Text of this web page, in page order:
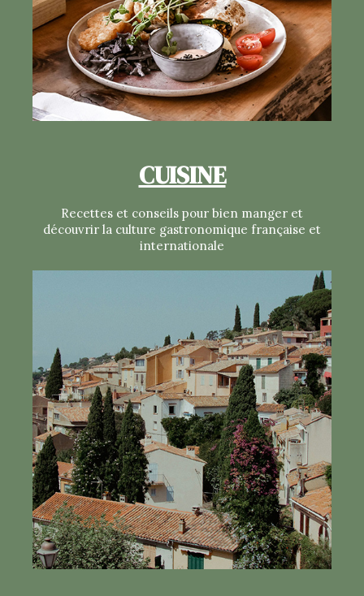
CUISINE
Recettes et conseils pour bien manger et
découvrir la culture gastronomique française et
internationale